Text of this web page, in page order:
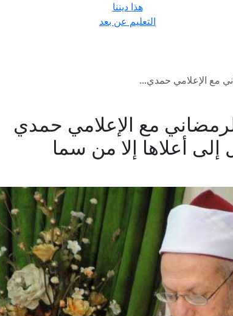
هذا ديننا
التعليم عن بعد
مع الإعلامي حمدي...
مع الإعلامي حمدي
أعلاها إلا من سما